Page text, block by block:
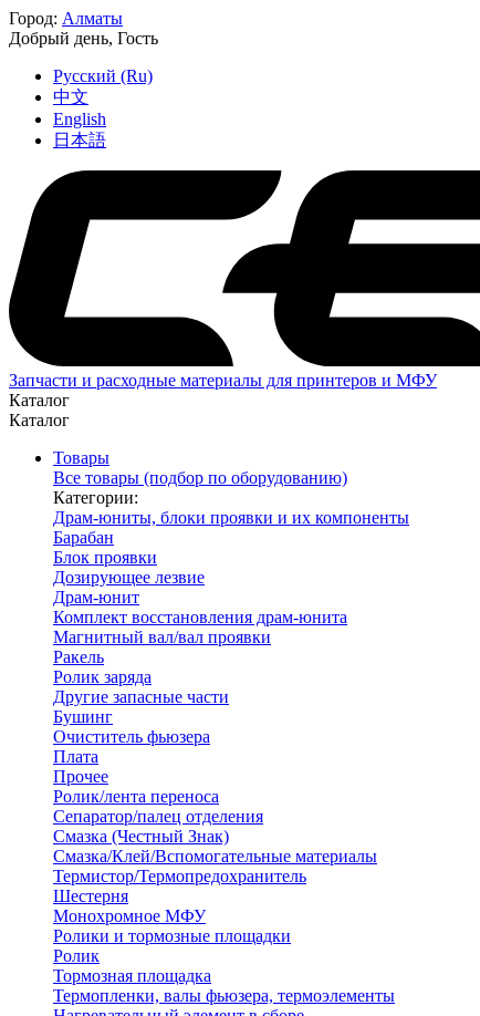
Город: Алматы
Добрый день, Гость
Русский (Ru)
中文
English
日本語
Запчасти и расходные материалы для принтеров и МФУ
Каталог
Каталог
Товары
Все товары (подбор по оборудованию)
Категории:
Драм-юниты, блоки проявки и их компоненты
Барабан
Блок проявки
Дозирующее лезвие
Драм-юнит
Комплект восстановления драм-юнита
Магнитный вал/вал проявки
Ракель
Ролик заряда
Другие запасные части
Бушинг
Очиститель фьюзера
Плата
Прочее
Ролик/лента переноса
Сепаратор/палец отделения
Смазка (Честный Знак)
Смазка/Клей/Вспомогательные материалы
Термистор/Термопредохранитель
Шестерня
Монохромное МФУ
Ролики и тормозные площадки
Ролик
Тормозная площадка
Термопленки, валы фьюзера, термоэлементы